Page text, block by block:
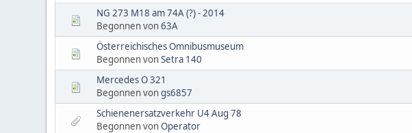
NG 273 M18 am 74A (?) - 2014
Begonnen von63A
Österreichisches Omnibusmuseum
Begonnen vonSetra 140
Mercedes O 321
Begonnen vongs6857
Schienenersatzverkehr U4 Aug 78
Begonnen vonOperator